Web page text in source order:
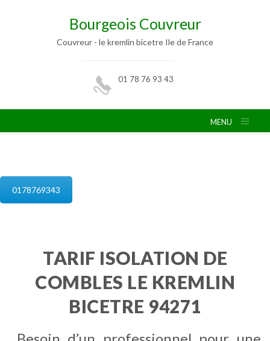
Bourgeois Couvreur
Couvreur - le kremlin bicetre Ile de France
01 78 76 93 43
MENU
0178769343
TARIF ISOLATION DE
COMBLES LE KREMLIN
BICETRE 94271